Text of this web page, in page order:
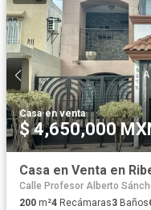
Casa·en venta
$ 4,650,000
Casa en Venta en
Calle Profesor Alberto
200 m²4 Recámaras3 Baños